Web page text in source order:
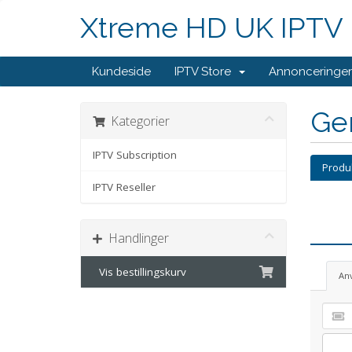
Xtreme HD UK IPTV
Kundeside IPTV Store Annonceringer
Kategorier
IPTV Subscription
IPTV Reseller
Handlinger
Vis bestillingskurv